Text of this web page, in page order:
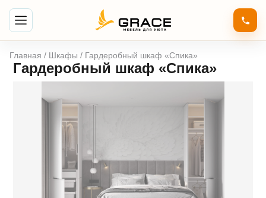
Главная / Шкафы / Гардеробный шкаф «Спика»
Гардеробный шкаф «Спика»